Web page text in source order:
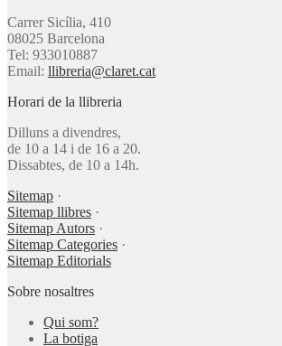
Carrer Sicília, 410
08025 Barcelona
Tel: 933010887
Email: llibreria@claret.cat
Horari de la llibreria
Dilluns a divendres,
de 10 a 14 i de 16 a 20.
Dissabtes, de 10 a 14h.
Sitemap ·
Sitemap llibres ·
Sitemap Autors ·
Sitemap Categories ·
Sitemap Editorials
Sobre nosaltres
Qui som?
La botiga